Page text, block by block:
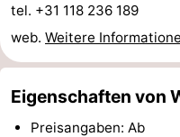
Zentren
Dörfer
Städte
Führungen
tel. +31 118 236 189
web. Weitere
Eigenschaften von
Preisangaben: Ab